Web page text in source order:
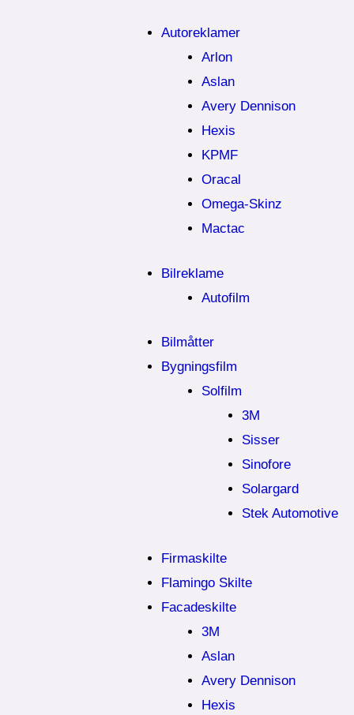
Autoreklamer
Arlon
Aslan
Avery Dennison
Hexis
KPMF
Oracal
Omega-Skinz
Mactac
Bilreklame
Autofilm
Bilmåtter
Bygningsfilm
Solfilm
3M
Sisser
Sinofore
Solargard
Stek Automotive
Firmaskilte
Flamingo Skilte
Facadeskilte
3M
Aslan
Avery Dennison
Hexis